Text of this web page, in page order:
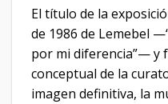
El título de la
de 1986 de Lemebel
por mi diferencia”— y
conceptual de la
imagen definitiva, la